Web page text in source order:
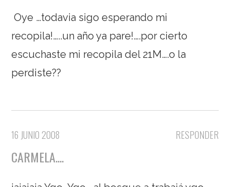
Oye …todavia sigo esperando mi
recopila!…..un año ya pare!….por cierto
escuchaste mi recopila del 21M….o la
perdiste??
RESPONDER
16 JUNIO 2008
CARMELA....